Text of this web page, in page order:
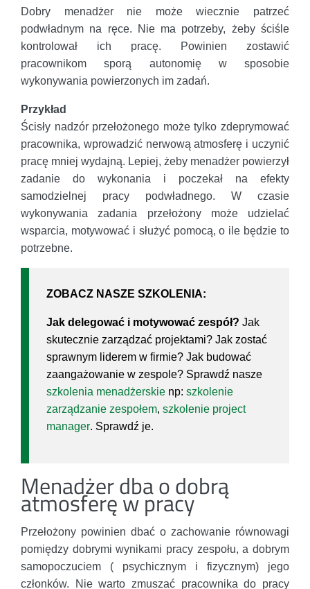
Dobry menadżer nie może wiecznie patrzeć
podwładnym na ręce. Nie ma potrzeby, żeby ściśle
kontrolował ich pracę. Powinien zostawić
pracownikom sporą autonomię w sposobie
wykonywania powierzonych im zadań.
Przykład
Ścisły nadzór przełożonego może tylko zdeprymować
pracownika, wprowadzić nerwową atmosferę i uczynić
pracę mniej wydajną. Lepiej, żeby menadżer powierzył
zadanie do wykonania i poczekał na efekty
samodzielnej pracy podwładnego. W czasie
wykonywania zadania przełożony może udzielać
wsparcia, motywować i służyć pomocą, o ile będzie to
potrzebne.
ZOBACZ NASZE SZKOLENIA:
Jak delegować i motywować zespół? Jak
skutecznie zarządzać projektami? Jak zostać
sprawnym liderem w firmie? Jak budować
zaangażowanie w zespole? Sprawdź nasze
szkolenia menadżerskie np: szkolenie
zarządzanie zespołem, szkolenie project
manager. Sprawdź je.
Menadżer dba o dobrą
atmosferę w pracy
Przełożony powinien dbać o zachowanie równowagi
pomiędzy dobrymi wynikami pracy zespołu, a dobrym
samopoczuciem ( psychicznym i fizycznym) jego
członków. Nie warto zmuszać pracownika do pracy